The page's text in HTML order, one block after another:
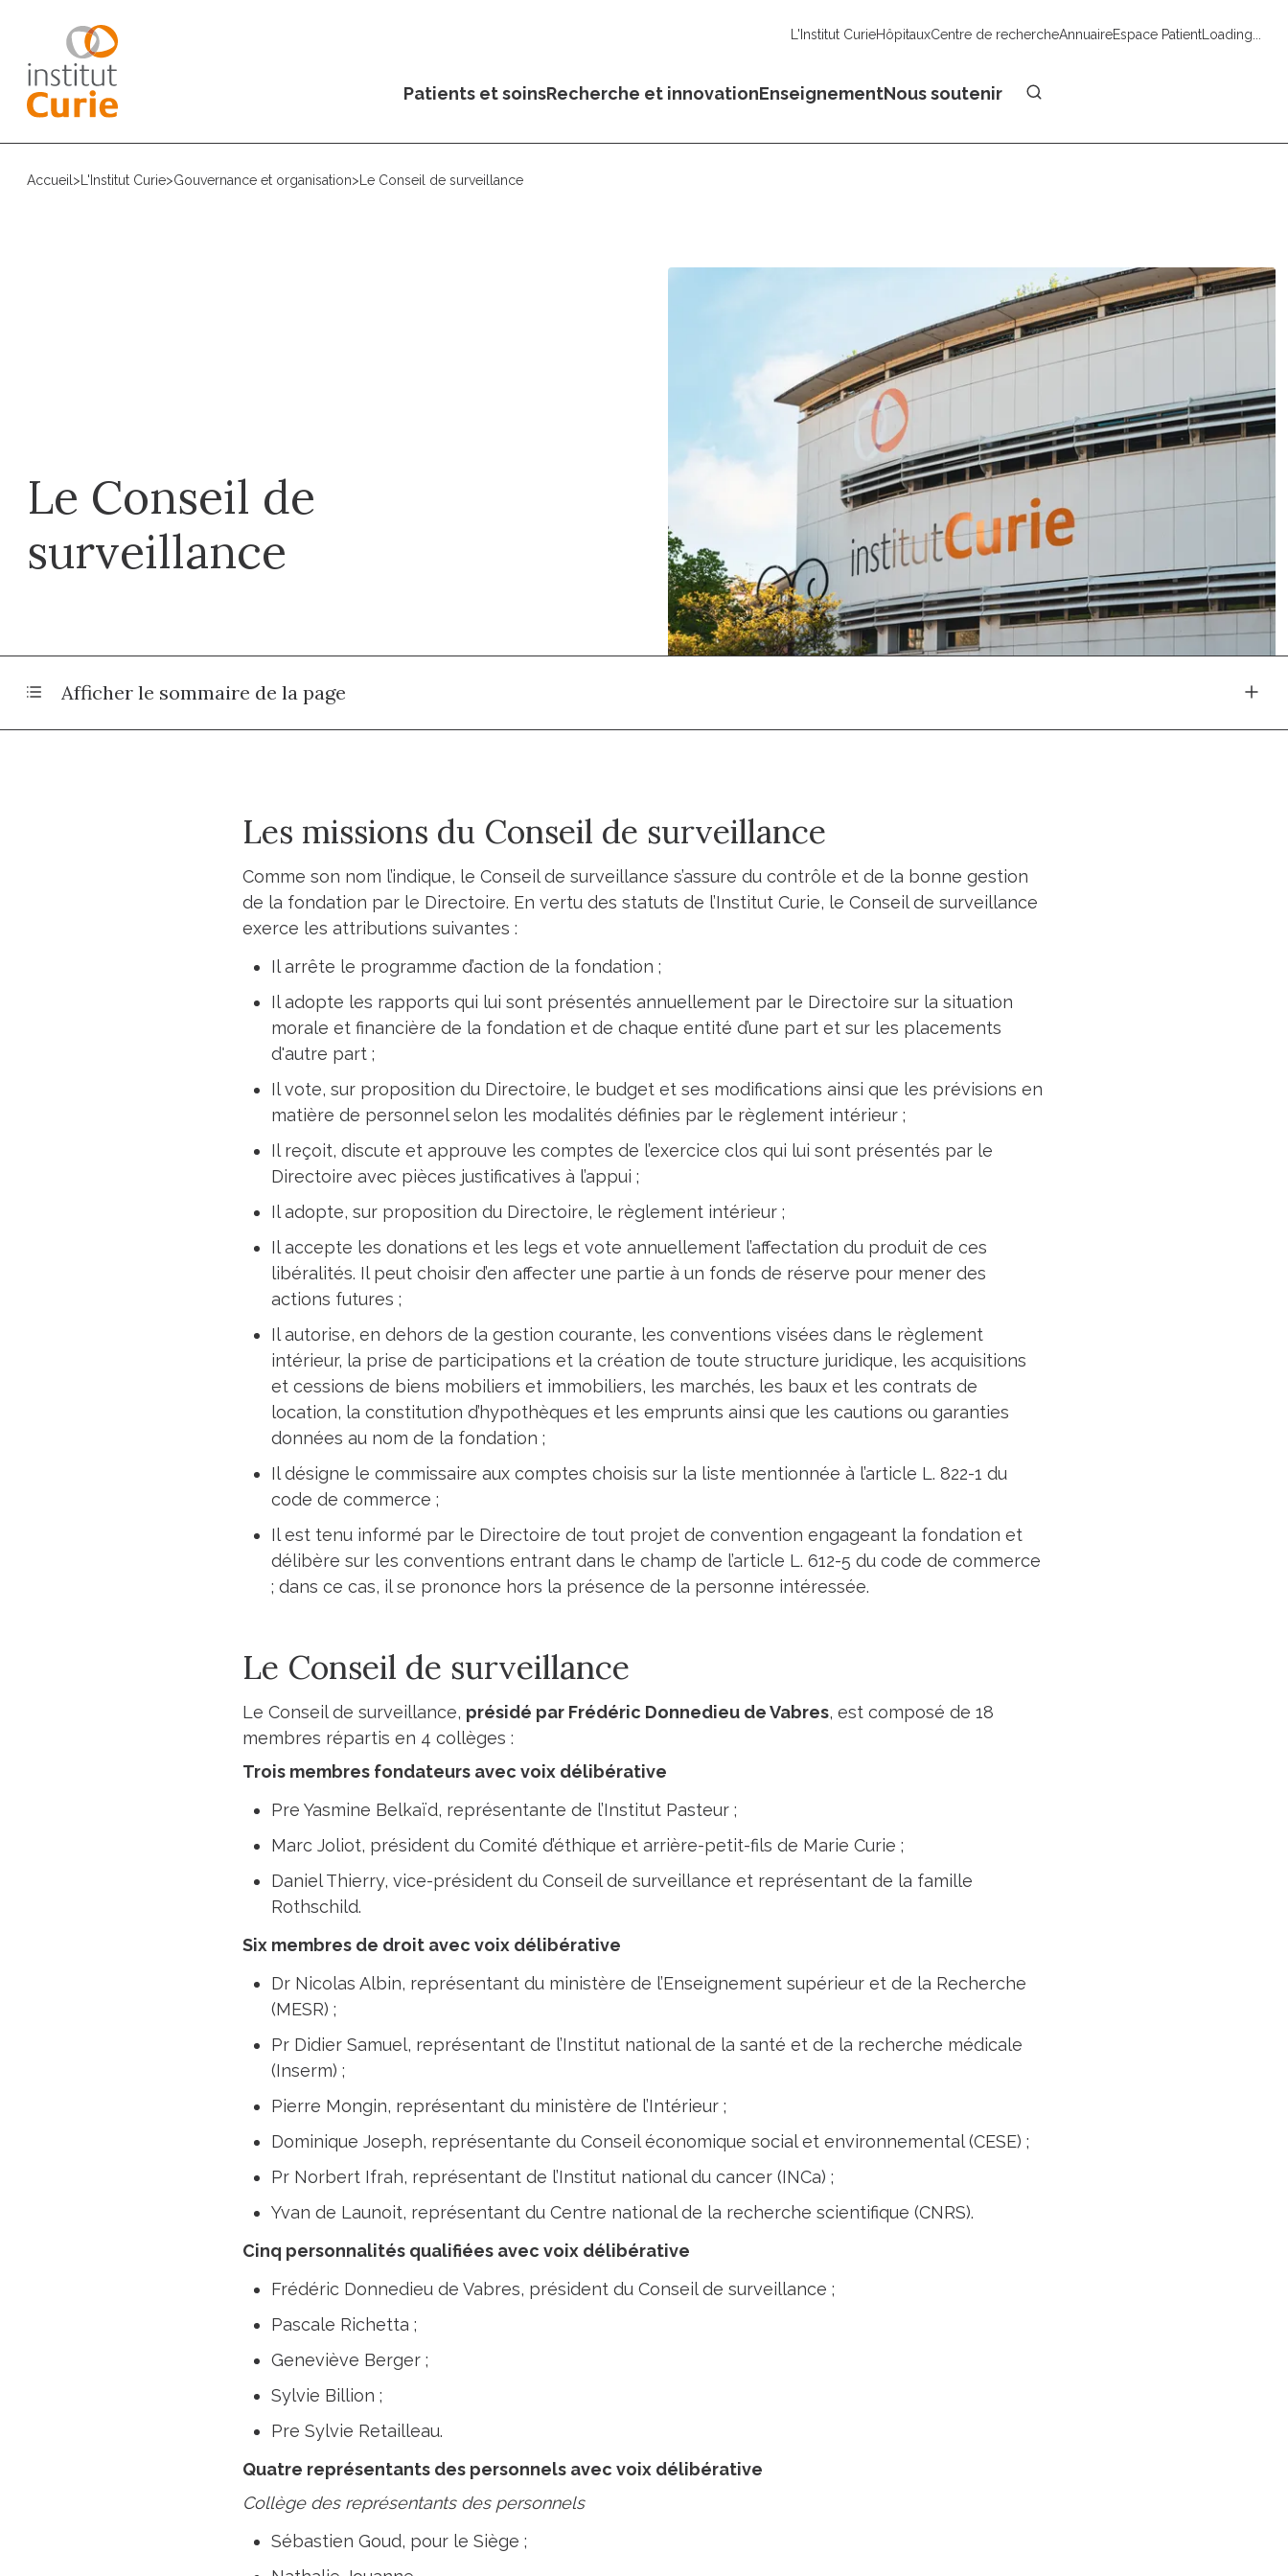
L'Institut CurieHôpitauxCentre de rechercheAnnuaireEspace PatientLoading...
Patients et soinsRecherche et innovationEnseignementNous soutenir
Accueil > L'Institut Curie>Gouvernance et organisation> Le Conseil de surveillance
Le Conseil de
surveillance
Afficher le sommaire de la page
Les missions du Conseil de surveillance
Comme son nom l’indique, le Conseil de surveillance s’assure du contrôle et de la bonne gestion
de la fondation par le Directoire. En vertu des statuts de l’Institut Curie, le Conseil de surveillance
exerce les attributions suivantes :
Il arrête le programme d’action de la fondation ;
Il adopte les rapports qui lui sont présentés annuellement par le Directoire sur la situation
morale et financière de la fondation et de chaque entité d’une part et sur les placements
d'autre part ;
Il vote, sur proposition du Directoire, le budget et ses modifications ainsi que les prévisions en
matière de personnel selon les modalités définies par le règlement intérieur ;
Il reçoit, discute et approuve les comptes de l’exercice clos qui lui sont présentés par le
Directoire avec pièces justificatives à l’appui ;
Il adopte, sur proposition du Directoire, le règlement intérieur ;
Il accepte les donations et les legs et vote annuellement l’affectation du produit de ces
libéralités. Il peut choisir d’en affecter une partie à un fonds de réserve pour mener des
actions futures ;
Il autorise, en dehors de la gestion courante, les conventions visées dans le règlement
intérieur, la prise de participations et la création de toute structure juridique, les acquisitions
et cessions de biens mobiliers et immobiliers, les marchés, les baux et les contrats de
location, la constitution d’hypothèques et les emprunts ainsi que les cautions ou garanties
données au nom de la fondation ;
Il désigne le commissaire aux comptes choisis sur la liste mentionnée à l’article L. 822-1 du
code de commerce ;
Il est tenu informé par le Directoire de tout projet de convention engageant la fondation et
délibère sur les conventions entrant dans le champ de l’article L. 612-5 du code de commerce
; dans ce cas, il se prononce hors la présence de la personne intéressée.
Le Conseil de surveillance
Le Conseil de surveillance, présidé par Frédéric Donnedieu de Vabres, est composé de 18
membres répartis en 4 collèges :
Trois membres fondateurs avec voix délibérative
Pre Yasmine Belkaïd, représentante de l’Institut Pasteur ;
Marc Joliot, président du Comité d’éthique et arrière-petit-fils de Marie Curie ;
Daniel Thierry, vice-président du Conseil de surveillance et représentant de la famille
Rothschild.
Six membres de droit avec voix délibérative
Dr Nicolas Albin, représentant du ministère de l’Enseignement supérieur et de la Recherche
(MESR) ;
Pr Didier Samuel, représentant de l’Institut national de la santé et de la recherche médicale
(Inserm) ;
Pierre Mongin, représentant du ministère de l’Intérieur ;
Dominique Joseph, représentante du Conseil économique social et environnemental (CESE) ;
Pr Norbert Ifrah, représentant de l’Institut national du cancer (INCa) ;
Yvan de Launoit, représentant du Centre national de la recherche scientifique (CNRS).
Cinq personnalités qualifiées avec voix délibérative
Frédéric Donnedieu de Vabres, président du Conseil de surveillance ;
Pascale Richetta ;
Geneviève Berger ;
Sylvie Billion ;
Pre Sylvie Retailleau.
Quatre représentants des personnels avec voix délibérative
Collège des représentants des personnels
Sébastien Goud, pour le Siège ;